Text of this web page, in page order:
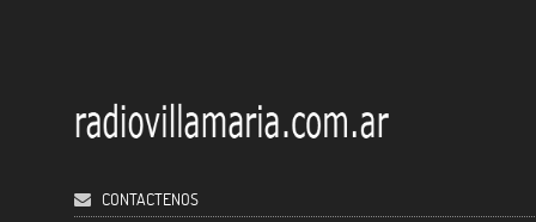
CONTACTENOS